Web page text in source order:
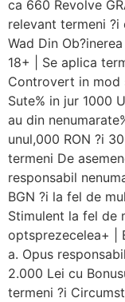
ca 660 Revolve
relevant termeni
Wad Din
18+ | Se aplica
Controvert in mod
Sute% in jur 1000
au din
unul,000 RON ?i
termeni De
responsabil
BGN ?i la fel de
Stimulent la fel de
optsprezecelea+ |
a. Opus
2.000 Lei cu
termeni ?i